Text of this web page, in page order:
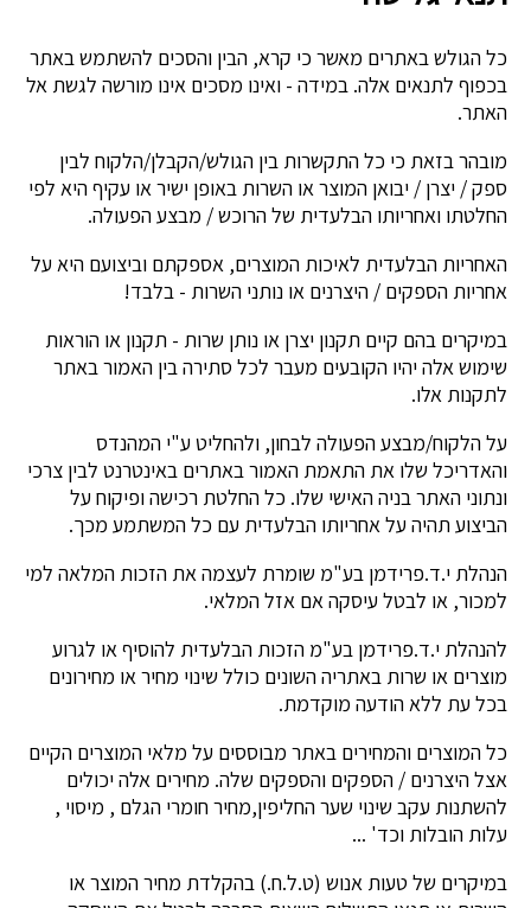
כל הגולש באתרים מאשר כי קרא, הבין והסכים להשתמש באתר
בכפוף לתנאים אלה. במידה - ואינו מסכים אינו מורשה לגשת אל
האתר.
מובהר בזאת כי כל התקשרות בין הגולש/הקבלן/הלקוח לבין
ספק / יצרן / יבואן המוצר או השרות באופן ישיר או עקיף היא לפי
החלטתו ואחריותו הבלעדית של הרוכש / מבצע הפעולה.
האחריות הבלעדית לאיכות המוצרים, אספקתם וביצועם היא על
אחריות הספקים / היצרנים או נותני השרות - בלבד!
במיקרים בהם קיים תקנון יצרן או נותן שרות - תקנון או הוראות
שימוש אלה יהיו הקובעים מעבר לכל סתירה בין האמור באתר
לתקנות אלו.
על הלקוח/מבצע הפעולה לבחון, ולהחליט ע"י המהנדס
והאדריכל שלו את התאמת האמור באתרים באינטרנט לבין צרכי
ונתוני האתר בניה האישי שלו. כל החלטת רכישה ופיקוח על
הביצוע תהיה על אחריותו הבלעדית עם כל המשתמע מכך.
הנהלת י.ד.פרידמן בע"מ שומרת לעצמה את הזכות המלאה למי
למכור, או לבטל עיסקה אם אזל המלאי.
להנהלת י.ד.פרידמן בע"מ הזכות הבלעדית להוסיף או לגרוע
מוצרים או שרות באתריה השונים כולל שינוי מחיר או מחירונים
בכל עת ללא הודעה מוקדמת.
כל המוצרים והמחירים באתר מבוססים על מלאי המוצרים הקיים
אצל היצרנים / הספקים והספקים שלה. מחירים אלה יכולים
להשתנות עקב שינוי שער החליפין,מחיר חומרי הגלם , מיסוי ,
עלות הובלות וכד' ...
במיקרים של טעות אנוש (ט.ל.ח.) בהקלדת מחיר המוצר או